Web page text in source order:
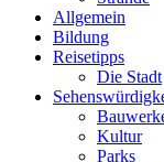
Allgemein
Bildung
Reisetipps
Die Stadt
Kultur
Parks